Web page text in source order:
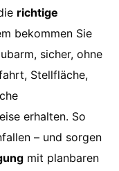
richtige
bekommen Sie
sicher, ohne
Stellfläche,
erhalten. So
– und sorgen
mit planbaren